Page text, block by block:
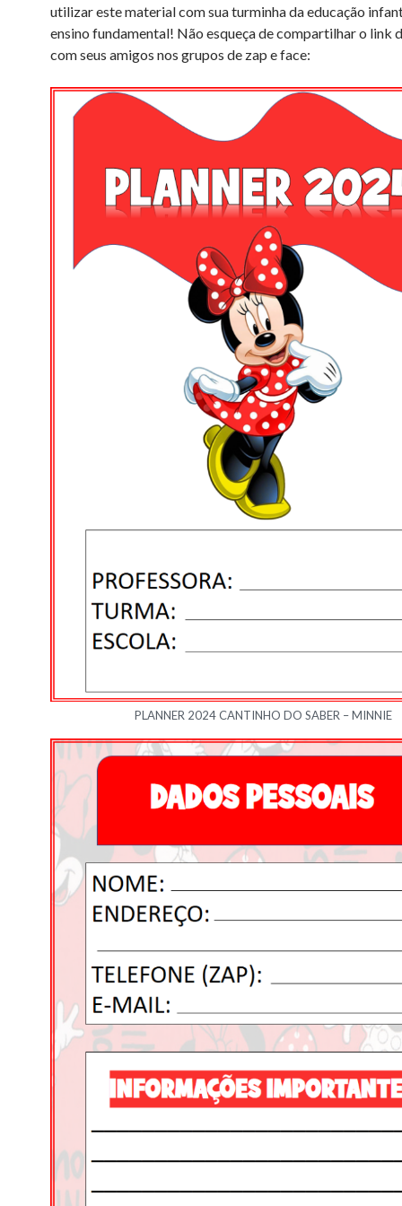
utilizar este material com sua turminha da educação
ensino fundamental! Não esqueça de compartilhar o link
com seus amigos nos grupos de zap e face:
PLANNER 2024 CANTINHO DO SABER – MINNIE